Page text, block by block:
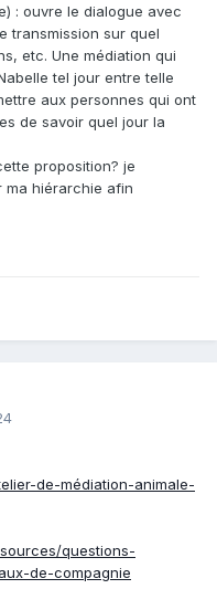
: ouvre le dialogue avec
transmission sur quel
etc. Une médiation qui
tel jour entre telle
aux personnes qui ont
de savoir quel jour la
proposition? je
ma hiérarchie afin
de-médiation-animale-
questions-
de-compagnie